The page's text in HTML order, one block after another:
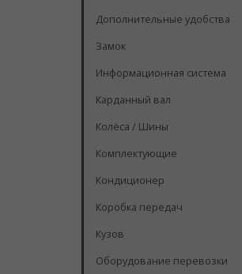
Дополнительные удобства
Замок
Информационная система
Карданный вал
Колёса / Шины
Комплектующие
Кондиционер
Коробка передач
Кузов
Оборудование перевозки